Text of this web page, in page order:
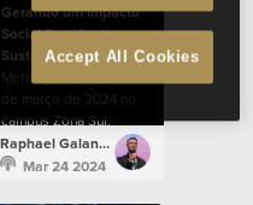
Gerando um Impacto
Social Significativo e
Sustentável
Mensagem do dia 24
de março de 2024 no
campus Zona Sul.
Raphael Galante
Mar 24 2024
Accept All Cookies